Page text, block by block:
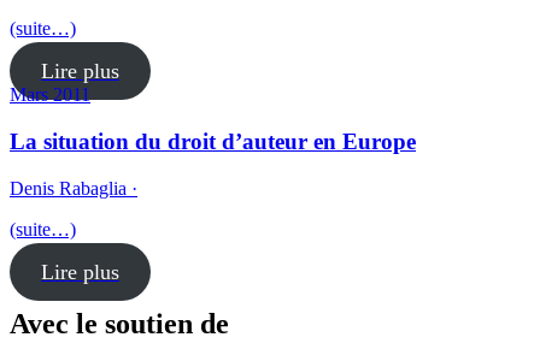
(suite…)
Lire plus
Mars 2011
La situation du droit d’auteur en Europe
Denis Rabaglia ·
(suite…)
Lire plus
Avec le soutien de